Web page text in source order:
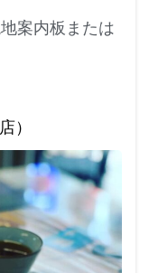
案内板または
）